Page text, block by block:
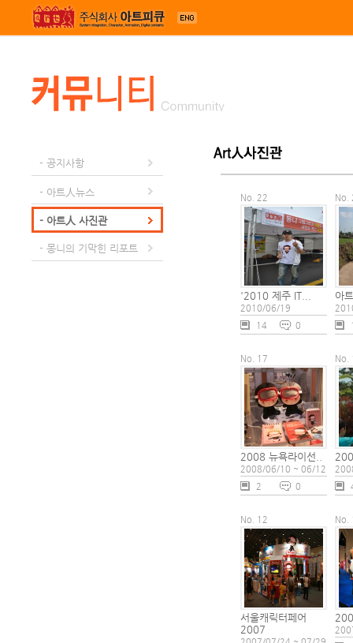
- 공지사항
- 아트人뉴스
- 아트人 사진관
- 몽니의 기막힌 리포트
No. 22
'2010 제주 IT...
2010/06/19
14
0
No.
아
No. 17
2008 뉴욕라이선..
2008/06/10 ~ 06/12
2
0
No.
No. 12
서울캐릭터페어
2007
No.